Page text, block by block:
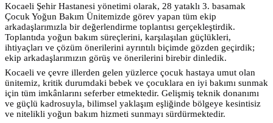
Kocaeli Şehir Hastanesi yönetimi olarak, 28 yataklı 3. basamak
Çocuk Yoğun Bakım Ünitemizde görev yapan tüm ekip
arkadaşlarımızla bir değerlendirme toplantısı gerçekleştirdik.
Toplantıda yoğun bakım süreçlerini, karşılaşılan güçlükleri,
ihtiyaçları ve çözüm önerilerini ayrıntılı biçimde gözden geçirdik;
ekip arkadaşlarımızın görüş ve önerilerini birebir dinledik.
Kocaeli ve çevre illerden gelen yüzlerce çocuk hastaya umut olan
ünitemiz, kritik durumdaki bebek ve çocuklara en iyi bakımı sunmak
için tüm imkânlarını seferber etmektedir. Gelişmiş teknik donanımı
ve güçlü kadrosuyla, bilimsel yaklaşım eşliğinde bölgeye kesintisiz
ve nitelikli yoğun bakım hizmeti sunmayı sürdürmektedir.